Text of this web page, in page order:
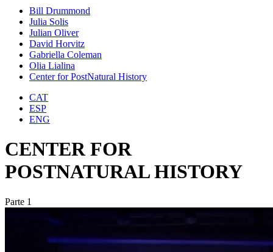
Bill Drummond
Julia Solis
Julian Oliver
David Horvitz
Gabriella Coleman
Olia Lialina
Center for PostNatural History
CAT
ESP
ENG
CENTER FOR
POSTNATURAL HISTORY
Parte 1